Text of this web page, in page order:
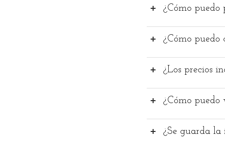
¿Cómo
¿Cómo puedo
¿Los precios
¿Cómo
¿Se guarda